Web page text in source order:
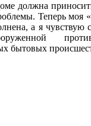
должна
Теперь моя
а я чувствую
бытовых